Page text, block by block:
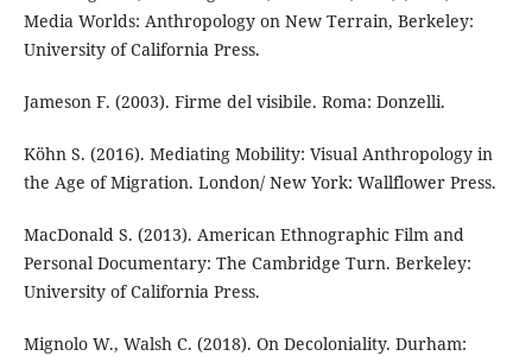
Media Worlds: Anthropology on New Terrain, Berkeley:
University of California Press.
Jameson F. (2003). Firme del visibile. Roma: Donzelli.
Köhn S. (2016). Mediating Mobility: Visual Anthropology in
the Age of Migration. London/ New York: Wallflower Press.
MacDonald S. (2013). American Ethnographic Film and
Personal Documentary: The Cambridge Turn. Berkeley:
University of California Press.
Mignolo W., Walsh C. (2018). On Decoloniality. Durham: